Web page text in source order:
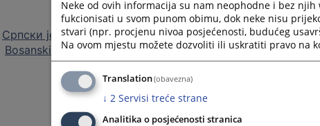
Српски језик
Bosanski jezik Hrvatski jezik Srpski jezik
Neke od ovih informacija su nam neophodne i bez
fukcionisati u svom punom obimu, dok neke nisu
stvari (npr. procjenu nivoa posjećenosti, budućeg
Na ovom mjestu možete dozvoliti ili uskratiti pravo na
Translation(obavezna)
↓ 2 Servisi treće strane
Analitika o posjećenosti stranica